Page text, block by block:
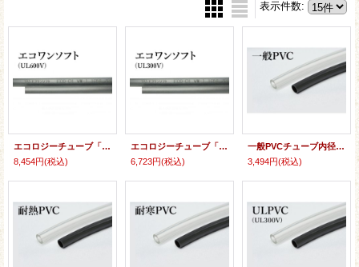
表示件数:
エコロジーチューブ「エコワンソフト」(UL600V)内径3ミリ〜内径20ミリ
8,454円(税込)
エコロジーチューブ「エコワンソフト」(UL300V)内径3ミリ〜内径20ミリ
6,723円(税込)
一般PVCチューブ内径3ミリ〜内径16ミリ
3,494円(税込)